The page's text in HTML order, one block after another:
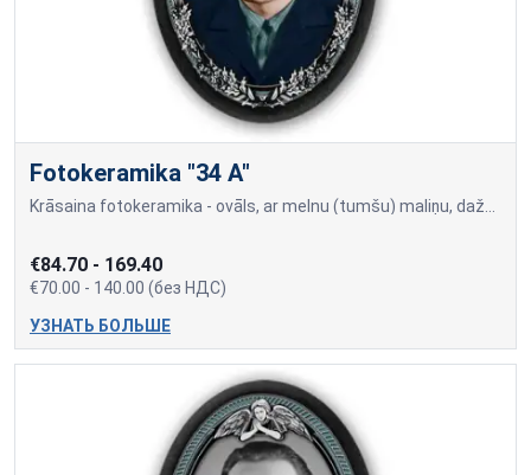
Fotokeramika "34 A"
€84.70 - 169.40
€70.00 - 140.00 (без НДС)
УЗНАТЬ БОЛЬШЕ